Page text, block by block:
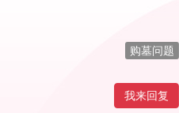
购墓问题
我来回复